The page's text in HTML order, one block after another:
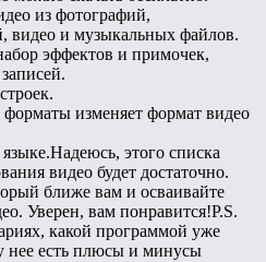
из фотографий,
видео и музыкальных файлов.
эффектов и примочек,
изменяет формат видео
этого списка
видео будет достаточно.
ближе вам и осваивайте
Уверен, вам понравится!P.S.
какой программой уже
нее есть плюсы и минусы